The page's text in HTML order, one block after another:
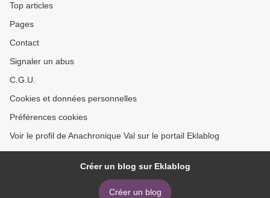
Top articles
Pages
Contact
Signaler un abus
C.G.U.
Cookies et données personnelles
Préférences cookies
Voir le profil de Anachronique Val sur le portail Eklablog
Créer un blog sur Eklablog
Créer un blog